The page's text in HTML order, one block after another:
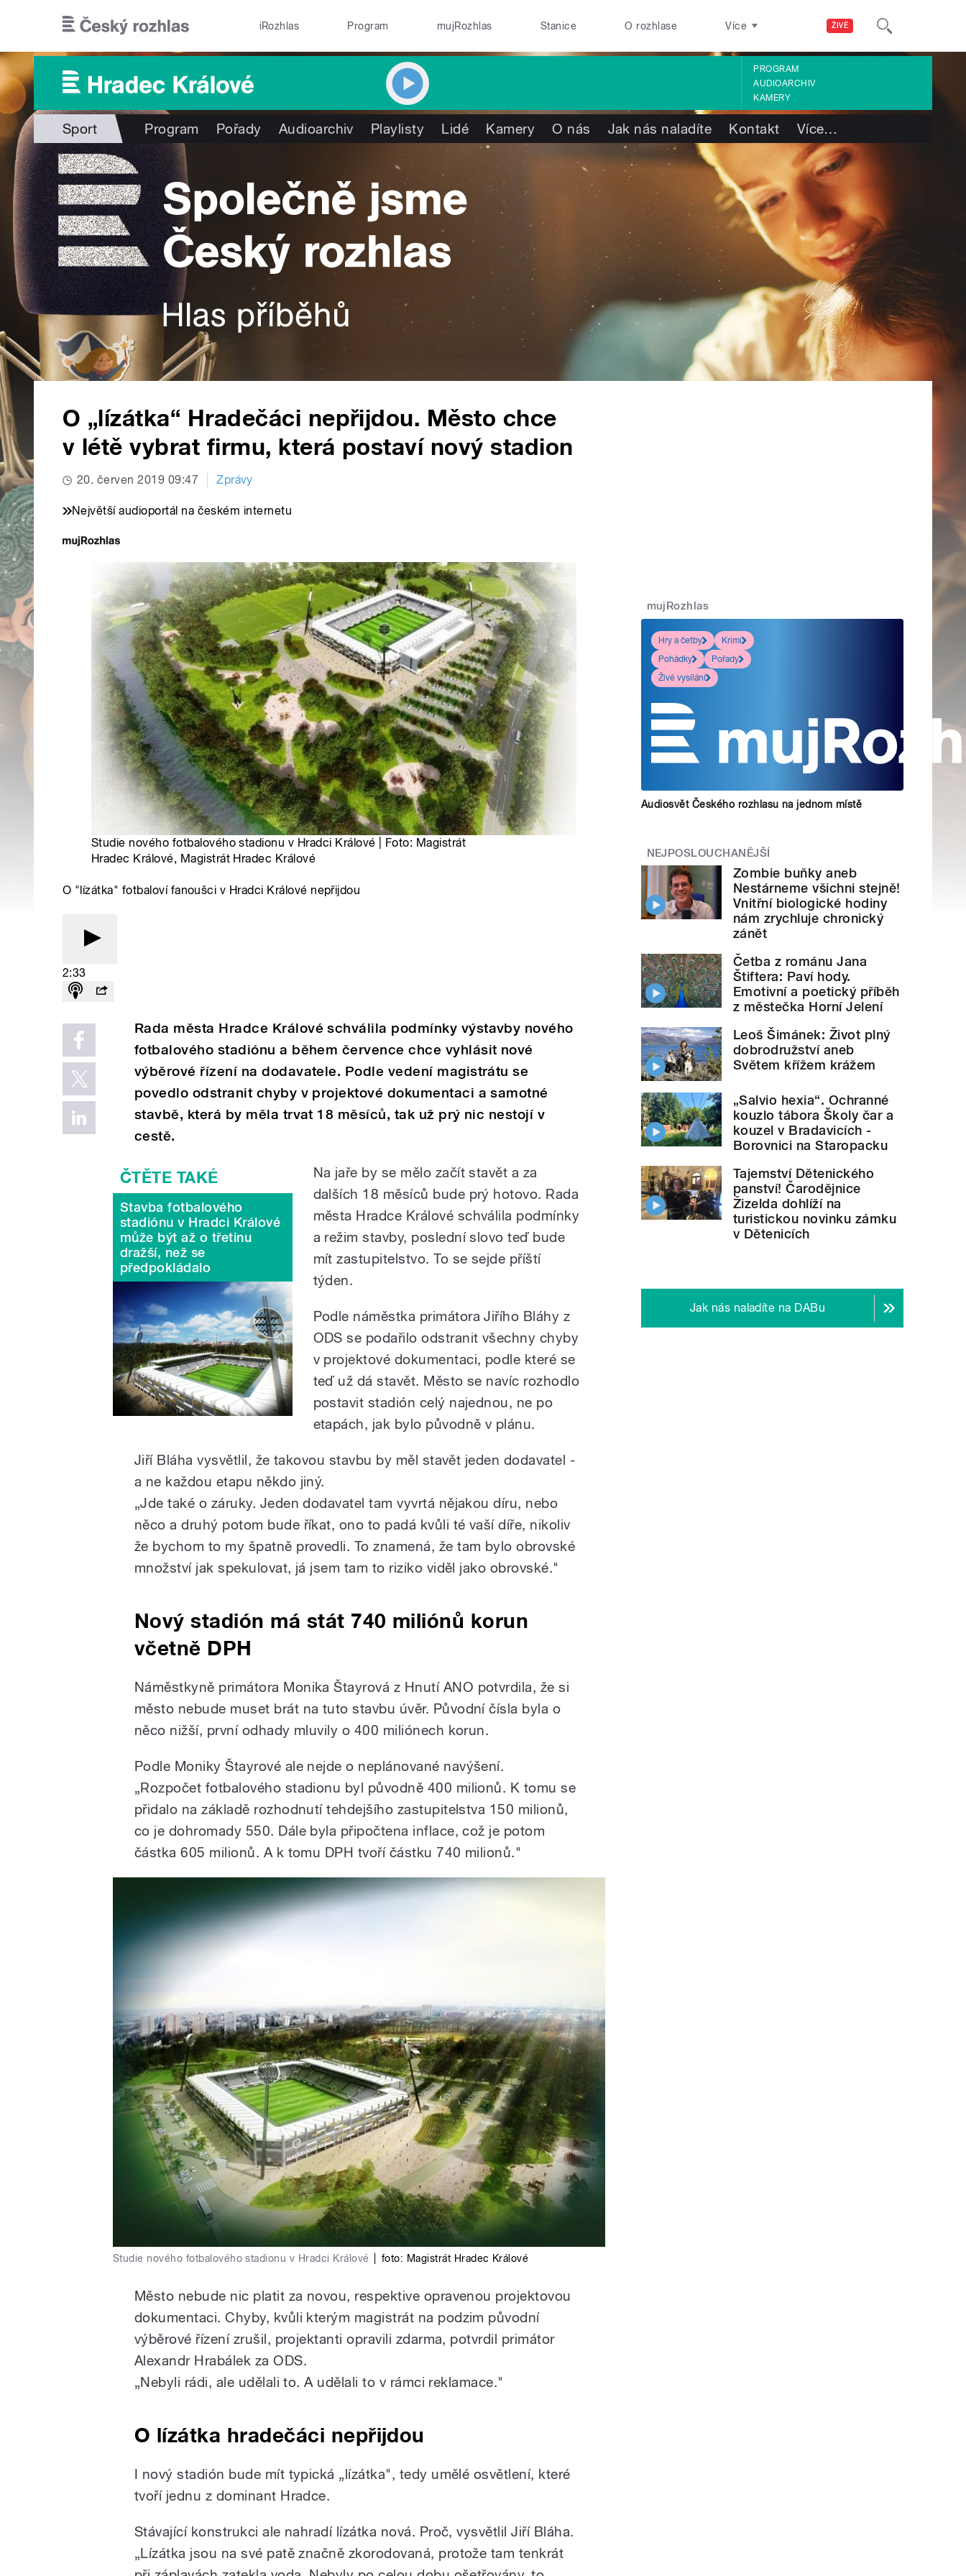
ŽIVĚ
iRozhlas Program mujRozhlas Stanice O rozhlase Více
PROGRAM
AUDIOARCHIV
KAMERY
Sport Program Pořady Audioarchiv Playlisty Lidé Kamery O nás Jak nás naladíte Kontakt Více…
O „lízátka“ Hradečáci nepřijdou. Město chce
v létě vybrat firmu, která postaví nový stadion
20. červen 2019 09:47 Zprávy
Největší audioportál na českém internetu
Studie nového fotbalového stadionu v Hradci Králové | Foto: Magistrát
Hradec Králové, Magistrát Hradec Králové
O "lízátka" fotbaloví fanoušci v Hradci Králové nepřijdou
2:33
Rada města Hradce Králové schválila podmínky výstavby nového
fotbalového stadiónu a během července chce vyhlásit nové
výběrové řízení na dodavatele. Podle vedení magistrátu se
povedlo odstranit chyby v projektové dokumentaci a samotné
stavbě, která by měla trvat 18 měsíců, tak už prý nic nestojí v
cestě.
Stavba fotbalového
stadiónu v Hradci Králové
může být až o třetinu
dražší, než se
předpokládalo
Na jaře by se mělo začít stavět a za
dalších 18 měsíců bude prý hotovo. Rada
města Hradce Králové schválila podmínky
a režim stavby, poslední slovo teď bude
mít zastupitelstvo. To se sejde příští
týden.
Podle náměstka primátora Jiřího Bláhy z
ODS se podařilo odstranit všechny chyby
v projektové dokumentaci, podle které se
teď už dá stavět. Město se navíc rozhodlo
postavit stadión celý najednou, ne po
etapách, jak bylo původně v plánu.
Jiří Bláha vysvětlil, že takovou stavbu by měl stavět jeden dodavatel -
a ne každou etapu někdo jiný.
„Jde také o záruky. Jeden dodavatel tam vyvrtá nějakou díru, nebo
něco a druhý potom bude říkat, ono to padá kvůli té vaší díře, nikoliv
že bychom to my špatně provedli. To znamená, že tam bylo obrovské
množství jak spekulovat, já jsem tam to riziko viděl jako obrovské."
Nový stadión má stát 740 miliónů korun
včetně DPH
Náměstkyně primátora Monika Štayrová z Hnutí ANO potvrdila, že si
město nebude muset brát na tuto stavbu úvěr. Původní čísla byla o
něco nižší, první odhady mluvily o 400 miliónech korun.
Podle Moniky Štayrové ale nejde o neplánované navýšení.
„Rozpočet fotbalového stadionu byl původně 400 milionů. K tomu se
přidalo na základě rozhodnutí tehdejšího zastupitelstva 150 milionů,
co je dohromady 550. Dále byla připočtena inflace, což je potom
částka 605 milionů. A k tomu DPH tvoří částku 740 milionů."
Studie nového fotbalového stadionu v Hradci Králové foto: Magistrát Hradec Králové
Město nebude nic platit za novou, respektive opravenou projektovou
dokumentaci. Chyby, kvůli kterým magistrát na podzim původní
výběrové řízení zrušil, projektanti opravili zdarma, potvrdil primátor
Alexandr Hrabálek za ODS.
„Nebyli rádi, ale udělali to. A udělali to v rámci reklamace."
O lízátka hradečáci nepřijdou
I nový stadión bude mít typická „lízátka", tedy umělé osvětlení, které
tvoří jednu z dominant Hradce.
Stávající konstrukci ale nahradí lízátka nová. Proč, vysvětlil Jiří Bláha.
„Lízátka jsou na své patě značně zkorodovaná, protože tam tenkrát
mujRozhlas
Hry a četby
Krimi
Pohádky
Pořady
Živé vysílání
Audiosvět Českého rozhlasu na jednom místě
NEJPOSLOUCHANĚJŠÍ
Zombie buňky aneb
Nestárneme všichni stejně!
Vnitřní biologické hodiny
nám zrychluje chronický
zánět
Četba z románu Jana
Štiftera: Paví hody.
Emotivní a poetický příběh
z městečka Horní Jelení
Leoš Šimánek: Život plný
dobrodružství aneb
Světem křížem krážem
„Salvio hexia“. Ochranné
kouzlo tábora Školy čar a
kouzel v Bradavicích -
Borovnici na Staropacku
Tajemství Dětenického
panství! Čarodějnice
Žizelda dohlíží na
turistickou novinku zámku
v Dětenicích
Jak nás naladíte na DABu